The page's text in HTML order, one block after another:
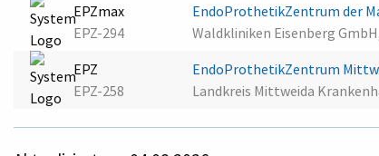
EPZmax
EPZ-294
EndoProthetikZentrum der
Waldkliniken Eisenberg
EPZ
EPZ-258
EndoProthetikZentrum
Landkreis Mittweida